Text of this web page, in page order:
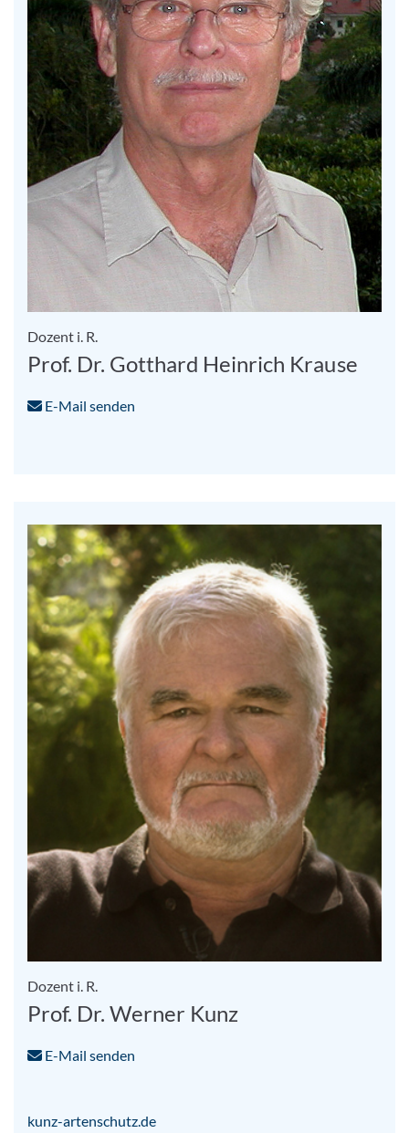
Dozent i. R.
Prof. Dr. Gotthard Heinrich Krause
E-Mail senden
Dozent i. R.
Prof. Dr. Werner Kunz
E-Mail senden
kunz-artenschutz.de